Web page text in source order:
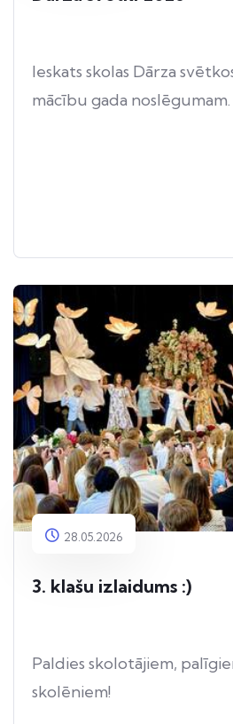
Ieskats skolas Dārza
mācību gada noslēgumam.
28.05.2026
3. klašu izlaidums :)
Paldies skolotājiem,
skolēniem!